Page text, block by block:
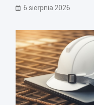
6 sierpnia 2026